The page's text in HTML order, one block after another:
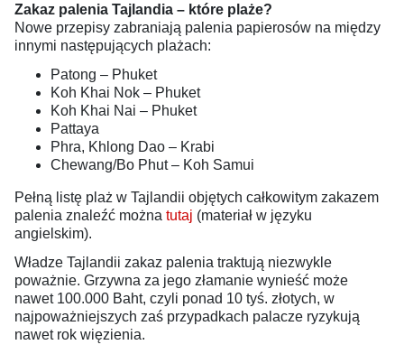
Zakaz palenia Tajlandia – które plaże?
Nowe przepisy zabraniają palenia papierosów na między
innymi następujących plażach:
Patong – Phuket
Koh Khai Nok – Phuket
Koh Khai Nai – Phuket
Pattaya
Phra, Khlong Dao – Krabi
Chewang/Bo Phut – Koh Samui
Pełną listę plaż w Tajlandii objętych całkowitym zakazem
palenia znaleźć można tutaj (materiał w języku
angielskim).
Władze Tajlandii zakaz palenia traktują niezwykle
poważnie. Grzywna za jego złamanie wynieść może
nawet 100.000 Baht, czyli ponad 10 tyś. złotych, w
najpoważniejszych zaś przypadkach palacze ryzykują
nawet rok więzienia.